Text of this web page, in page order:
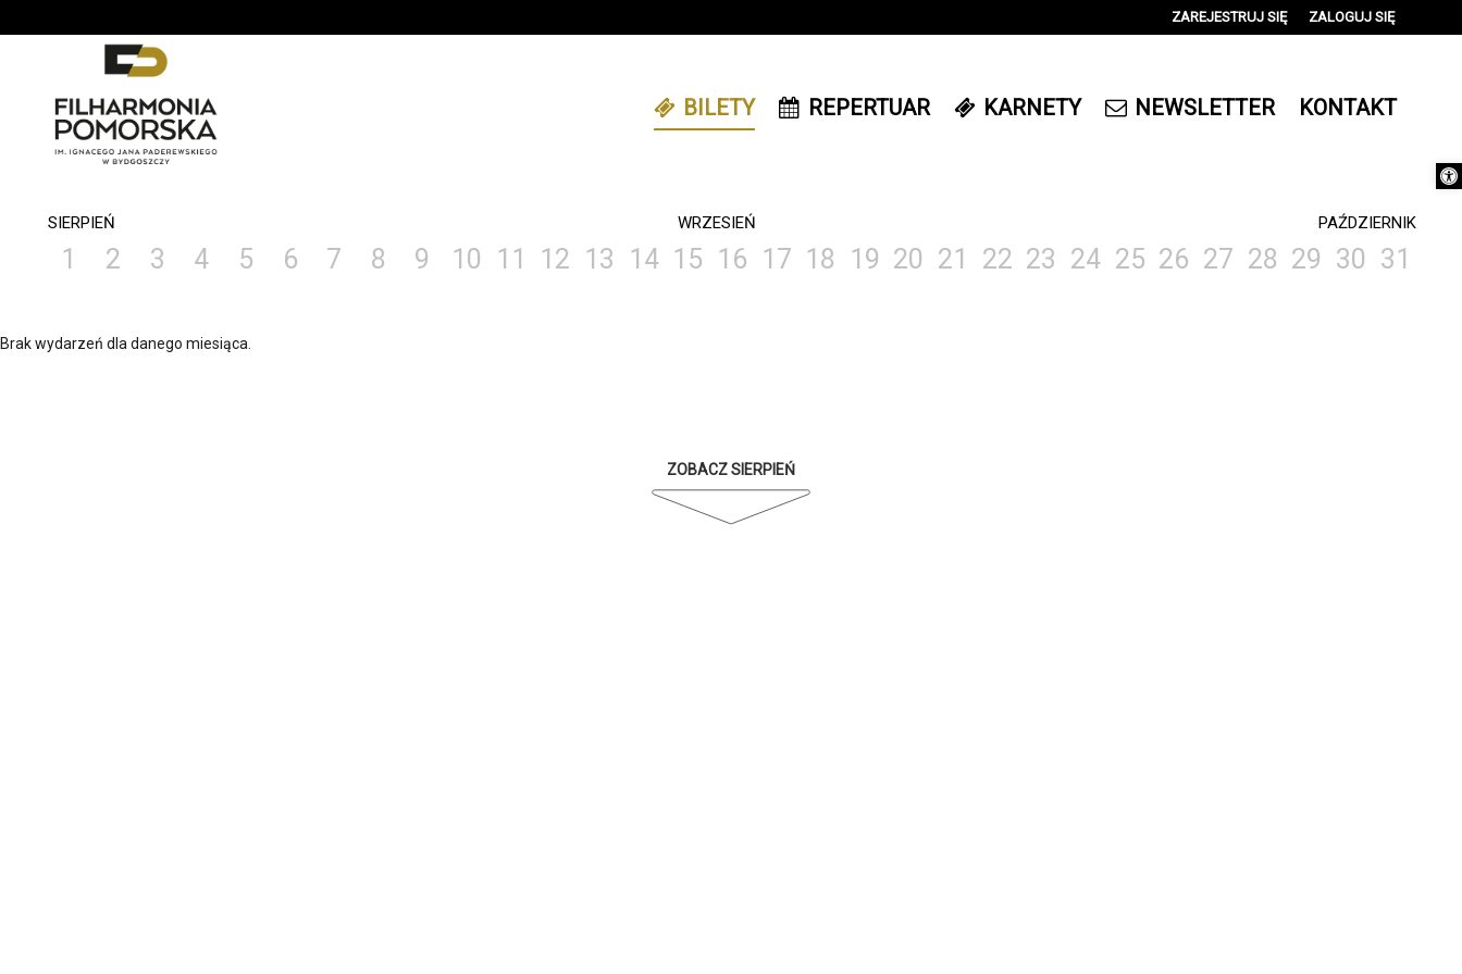
ZAREJESTRUJ SIĘ ZALOGUJ SIĘ
14
BILETY REPERTUAR KARNETY NEWSLETTER KONTAKT
SIERPIEŃ WRZESIEŃ PAŹDZIERNIK
1 2 3 4 5 6 7 8 9 10 11 12 13 14 15 16 17 18 19 20 21 22 23 24 25 26 27 28 29 30 31
Brak wydarzeń dla danego miesiąca.
ZOBACZ SIERPIEŃ